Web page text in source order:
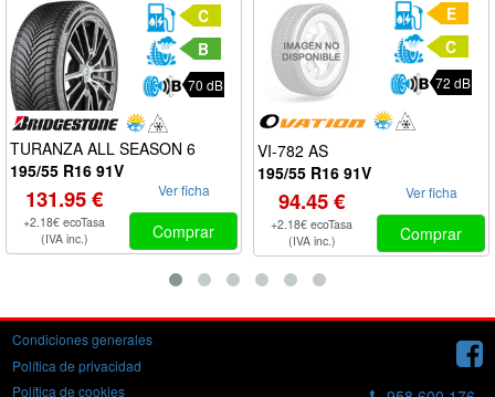
C
B
70 dB
TURANZA ALL SEASON 6
195/55 R16 91V
131.95 €
+2.18€ ecoTasa
(IVA inc.)
Ver ficha
Comprar
E
C
72 dB
VI-782 AS
195/55 R16 91V
94.45 €
+2.18€ ecoTasa
(IVA inc.)
Ver ficha
Comprar
Condiciones generales
Política de privacidad
Política de cookies